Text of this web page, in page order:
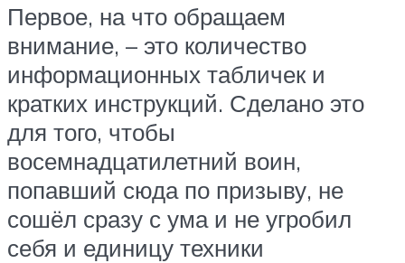
Первое, на что обращаем
внимание, – это количество
информационных табличек и
кратких инструкций. Сделано это
для того, чтобы
восемнадцатилетний воин,
попавший сюда по призыву, не
сошёл сразу с ума и не угробил
себя и единицу техники